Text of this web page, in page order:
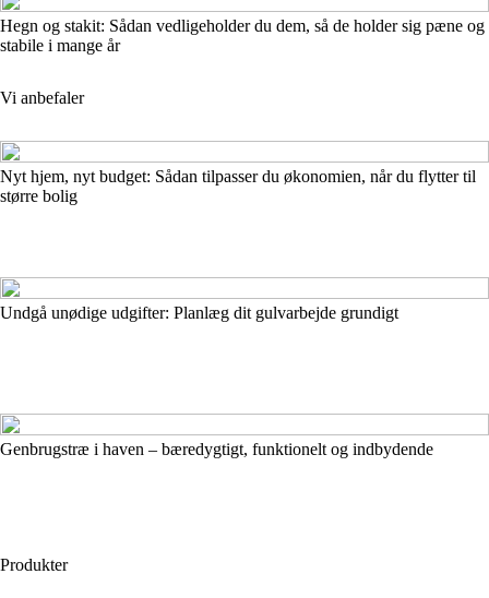
Hegn og stakit: Sådan vedligeholder du dem, så de holder sig pæne og
stabile i mange år
Vi anbefaler
Nyt hjem, nyt budget: Sådan tilpasser du økonomien, når du flytter til
større bolig
Undgå unødige udgifter: Planlæg dit gulvarbejde grundigt
Genbrugstræ i haven – bæredygtigt, funktionelt og indbydende
Produkter